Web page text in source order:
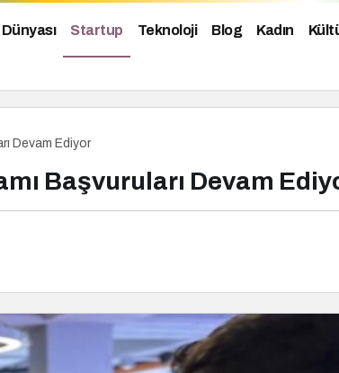
Dünyası Startup Teknoloji Blog Kadın
Devam Ediyor
Başvuruları Devam